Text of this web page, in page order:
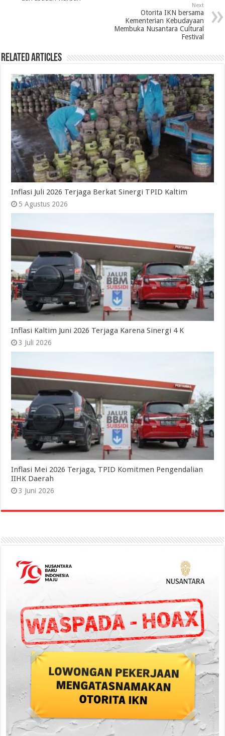
Next
Otorita IKN bersama
Kementerian Kebudayaan
Membuka Nusantara Cultural
Festival
Related Articles
Inflasi Juli 2026 Terjaga Berkat Sinergi TPID Kaltim
5 Agustus 2026
Inflasi Kaltim Juni 2026 Terjaga Karena Sinergi 4 K
3 Juli 2026
Inflasi Mei 2026 Terjaga, TPID Komitmen Pengendalian
IIHK Daerah
3 Juni 2026